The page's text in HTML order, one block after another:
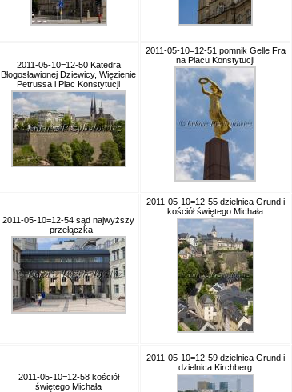
2011-05-10=12-50 Katedra
Błogosławionej Dziewicy, Więzienie
Petrussa i Plac Konstytucji
2011-05-10=12-51 pomnik Gelle Fra
na Placu Konstytucji
2011-05-10=12-54 sąd najwyższy
- przełączka
2011-05-10=12-55 dzielnica Grund i
kościół świętego Michała
2011-05-10=12-58 kościół
świętego Michała
2011-05-10=12-59 dzielnica Grund i
dzielnica Kirchberg